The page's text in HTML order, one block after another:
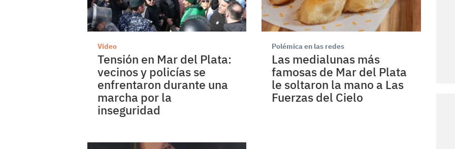
Video
Tensión en Mar del Plata:
vecinos y policías se
enfrentaron durante una
marcha por la
inseguridad
Polémica en las redes
Las medialunas más
famosas de Mar del Plata
le soltaron la mano a Las
Fuerzas del Cielo